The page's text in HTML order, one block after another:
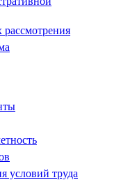
условий труда